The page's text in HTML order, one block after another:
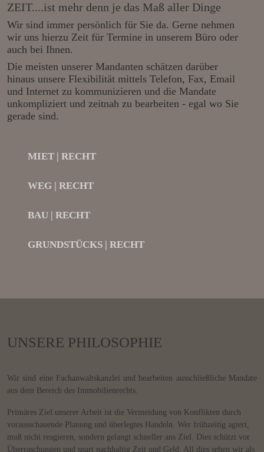
ZEIT....ist mehr denn je das Maß aller Dinge
Wir sind immer persönlich für Sie da. Gerne nehmen
wir uns hierzu Zeit für Termine in unserem Büro oder
auch bei Ihnen.
Die meisten unserer Mandanten schätzen darüber
hinaus unsere Flexibilität mittels Telefon, Fax, Email
und Internet zu kommunizieren und die Mandate
unkompliziert und zeitnah zu bearbeiten - egal wo Sie
gerade sind.
MIET | RECHT
WEG | RECHT
BAU | RECHT
GRUNDSTÜCKS | RECHT
UNSERE PHILOSOPHIE
Wir sind eine Fachanwaltskanzlei und bearbeiten ausschließliche Mandate
aus dem Bereich des Immobilienrechts.
Primäres Ziel unserer Arbeit ist die Vermeidung von Konflikten durch
vorausschauende Planung und überlegtes Handeln. Wer frühzeitig agiert,
muß nicht reagieren, sondern gelangt schneller ans Ziel. Dies schützt vor
Überraschungen und spart nachhaltig Zeit und Geld. All dies sehen wir als